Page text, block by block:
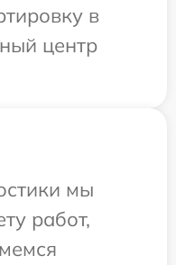
в
центр
мы
работ,